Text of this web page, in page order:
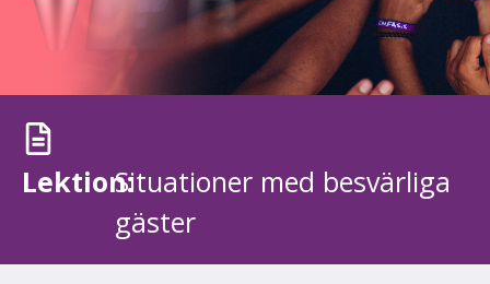
Lektion:Situationer med besvärliga
gäster